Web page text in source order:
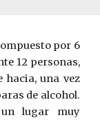
por 6
12 personas,
hacia, una vez
de alcohol.
lugar muy